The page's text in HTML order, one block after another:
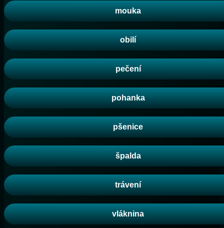
mouka
obilí
pečení
pohanka
pšenice
špalda
trávení
vláknina